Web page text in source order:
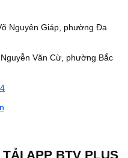
Nguyên Giáp, phường Đa
Văn Cừ, phường Bắc
TẢI APP BTV PLUS